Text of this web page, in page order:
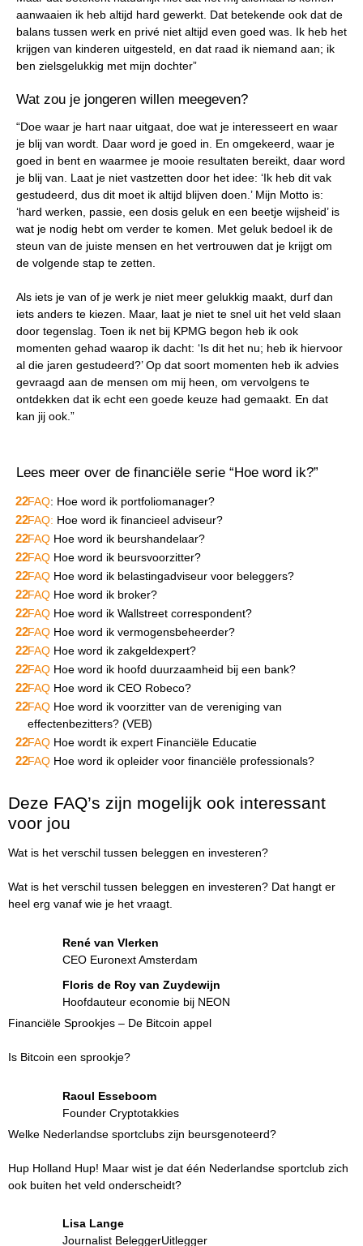
aanwaaien ik heb altijd hard gewerkt. Dat betekende ook dat de
balans tussen werk en privé niet altijd even goed was. Ik heb het
krijgen van kinderen uitgesteld, en dat raad ik niemand aan; ik
ben zielsgelukkig met mijn dochter”
Wat zou je jongeren willen meegeven?
“Doe waar je hart naar uitgaat, doe wat je interesseert en waar
je blij van wordt. Daar word je goed in. En omgekeerd, waar je
goed in bent en waarmee je mooie resultaten bereikt, daar word
je blij van. Laat je niet vastzetten door het idee: ‘Ik heb dit vak
gestudeerd, dus dit moet ik altijd blijven doen.’ Mijn Motto is:
‘hard werken, passie, een dosis geluk en een beetje wijsheid’ is
wat je nodig hebt om verder te komen. Met geluk bedoel ik de
steun van de juiste mensen en het vertrouwen dat je krijgt om
de volgende stap te zetten.
Als iets je van of je werk je niet meer gelukkig maakt, durf dan
iets anders te kiezen. Maar, laat je niet te snel uit het veld slaan
door tegenslag. Toen ik net bij KPMG begon heb ik ook
momenten gehad waarop ik dacht: ‘Is dit het nu; heb ik hiervoor
al die jaren gestudeerd?’ Op dat soort momenten heb ik advies
gevraagd aan de mensen om mij heen, om vervolgens te
ontdekken dat ik echt een goede keuze had gemaakt. En dat
kan jij ook.”
Lees meer over de financiële serie “Hoe word ik?”
FAQ: Hoe word ik portfoliomanager?
FAQ: Hoe word ik financieel adviseur?
FAQ Hoe word ik beurshandelaar?
FAQ Hoe word ik beursvoorzitter?
FAQ Hoe word ik belastingadviseur voor beleggers?
FAQ Hoe word ik broker?
FAQ Hoe word ik Wallstreet correspondent?
FAQ Hoe word ik vermogensbeheerder?
FAQ Hoe word ik zakgeldexpert?
FAQ Hoe word ik hoofd duurzaamheid bij een bank?
FAQ Hoe word ik CEO Robeco?
FAQ Hoe word ik voorzitter van de vereniging van
effectenbezitters? (VEB)
FAQ Hoe wordt ik expert Financiële Educatie
FAQ Hoe word ik opleider voor financiële professionals?
Deze FAQ’s zijn mogelijk ook interessant
voor jou
Wat is het verschil tussen beleggen en investeren?
Wat is het verschil tussen beleggen en investeren? Dat hangt er
heel erg vanaf wie je het vraagt.
René van Vlerken
CEO Euronext Amsterdam
Floris de Roy van Zuydewijn
Hoofdauteur economie bij NEON
Financiële Sprookjes – De Bitcoin appel
Is Bitcoin een sprookje?
Raoul Esseboom
Founder Cryptotakkies
Welke Nederlandse sportclubs zijn beursgenoteerd?
Hup Holland Hup! Maar wist je dat één Nederlandse sportclub zich
ook buiten het veld onderscheidt?
Lisa Lange
Journalist BeleggerUitlegger